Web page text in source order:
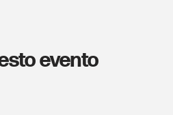
evento